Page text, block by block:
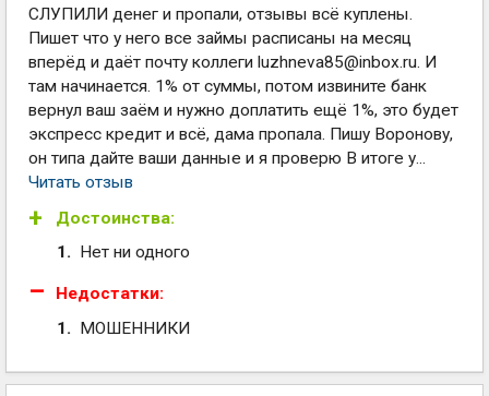
СЛУПИЛИ денег и пропали, отзывы всё куплены.
Пишет что у него все займы расписаны на месяц
вперёд и даёт почту коллеги luzhneva85@inbox.ru. И
там начинается. 1% от суммы, потом извините банк
вернул ваш заём и нужно доплатить ещё 1%, это будет
экспресс кредит и всё, дама пропала. Пишу Воронову,
он типа дайте ваши данные и я проверю В итоге у...
Читать отзыв
Достоинства:
Нет ни одного
Недостатки:
МОШЕННИКИ